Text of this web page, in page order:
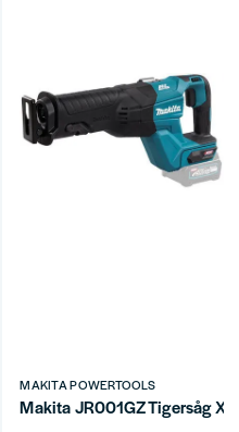
MAKITA POWERTOOLS
Makita JR001GZ Tigersåg